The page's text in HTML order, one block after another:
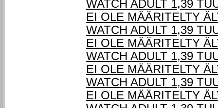
WATCH ADULT 1,39
EI OLE MÄÄRITELTY
WATCH ADULT 1,39
EI OLE MÄÄRITELTY
WATCH ADULT 1,39
EI OLE MÄÄRITELTY
WATCH ADULT 1,39
EI OLE MÄÄRITELTY